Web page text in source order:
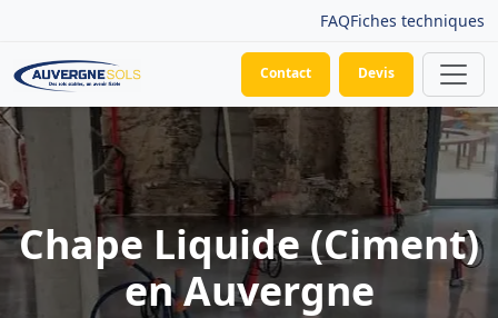
FAQFiches techniques
Contact Devis
Chape Liquide (Ciment)
en Auvergne